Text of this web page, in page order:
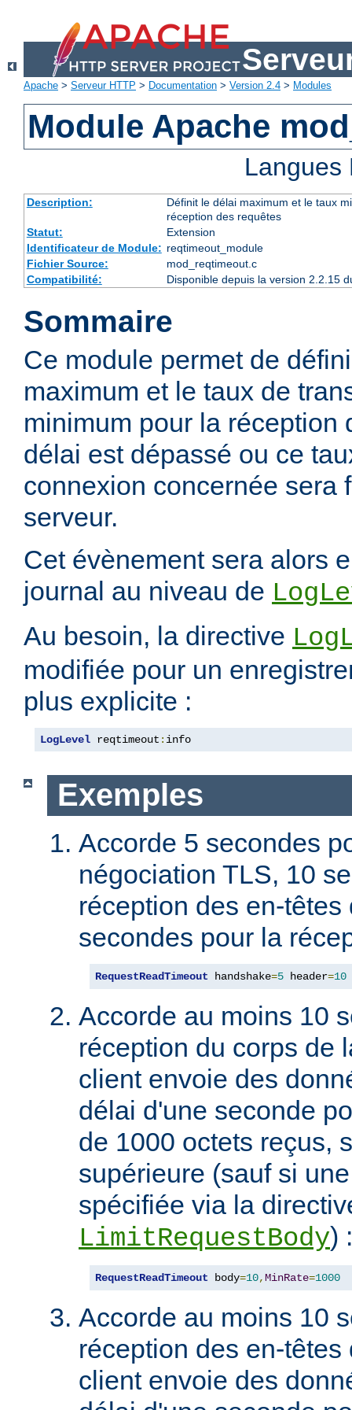
Apache > Serveur HTTP > Documentation > Version 2.4 > Modules
Module Apache
Description:
Définit le délai maximum et le taux
réception des requêtes
Statut:
Extension
Identificateur de Module: reqtimeout_module
Fichier Source:
mod_reqtimeout.c
Compatibilité:
Disponible depuis la version 2.2.15
Sommaire
Ce module permet de
maximum et le taux de
minimum pour la réception
délai est dépassé ou ce
connexion concernée sera
serveur.
Cet évènement sera alors
journal au niveau de
Au besoin, la directive
modifiée pour un
plus explicite :
LogLevel reqtimeout : info
Exemples
Accorde 5 secondes
négociation TLS, 10
réception des en-
secondes pour la
RequestReadTimeout handshake=5 header=10
Accorde au moins 10
réception du corps de
client envoie des
délai d'une seconde
de 1000 octets reçus,
supérieure (sauf si
spécifiée via la
LimitRequestBody) :
RequestReadTimeout body=10,MinRate=1000
Accorde au moins 10
réception des en-
client envoie des